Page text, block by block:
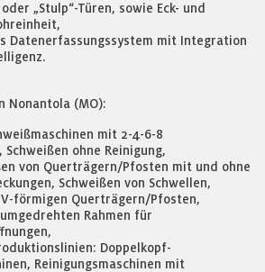
„Stulp“-Türen, sowie Eck- und
Datenerfassungssystem mit Integration
Nonantola (MO):
mit 2-4-6-8
Schweißen ohne Reinigung,
von Querträgern/Pfosten mit und ohne
Schweißen von Schwellen,
V-förmigen Querträgern/Pfosten,
Rahmen für
Doppelkopf-
Reinigungsmaschinen mit